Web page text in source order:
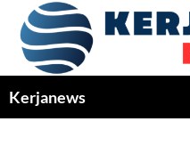
Langsung
Kerjanews